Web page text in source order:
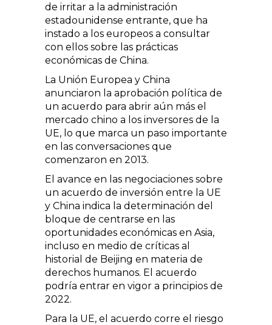
de irritar a la administración
estadounidense entrante, que ha
instado a los europeos a consultar
con ellos sobre las prácticas
económicas de China.
La Unión Europea y China
anunciaron la aprobación política de
un acuerdo para abrir aún más el
mercado chino a los inversores de la
UE, lo que marca un paso importante
en las conversaciones que
comenzaron en 2013.
El avance en las negociaciones sobre
un acuerdo de inversión entre la UE
y China indica la determinación del
bloque de centrarse en las
oportunidades económicas en Asia,
incluso en medio de críticas al
historial de Beijing en materia de
derechos humanos. El acuerdo
podría entrar en vigor a principios de
2022.
Para la UE, el acuerdo corre el riesgo